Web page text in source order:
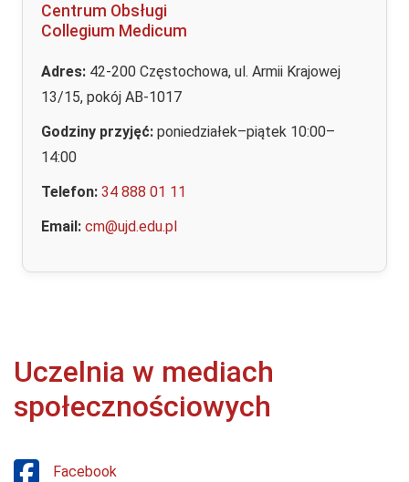
Centrum Obsługi
Collegium Medicum
Adres: 42-200 Częstochowa, ul. Armii Krajowej
13/15, pokój AB-1017
Godziny przyjęć: poniedziałek–piątek 10:00–
14:00
Telefon: 34 888 01 11
Email: cm@ujd.edu.pl
Uczelnia w mediach
społecznościowych
Facebook